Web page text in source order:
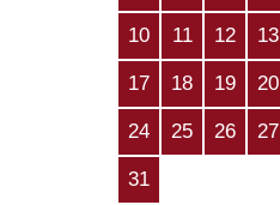
10 11 12 13
17 18 19 20
24 25 26 27
31